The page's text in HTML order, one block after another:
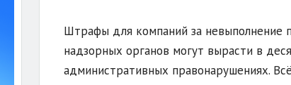
Штрафы для компаний за невыполнение
надзорных органов могут вырасти в
административных правонарушениях.